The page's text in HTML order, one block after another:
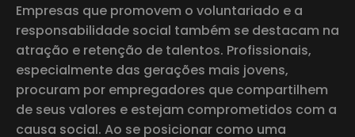
Empresas que promovem o voluntariado e a
responsabilidade social também se destacam na
atração e retenção de talentos. Profissionais,
especialmente das gerações mais jovens,
procuram por empregadores que compartilhem
de seus valores e estejam comprometidos com a
causa social. Ao se posicionar como uma